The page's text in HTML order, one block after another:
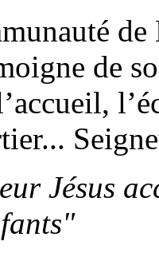
de
Jésus